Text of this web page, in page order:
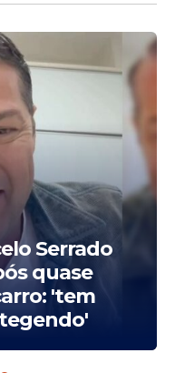
Serrado
quase
'tem